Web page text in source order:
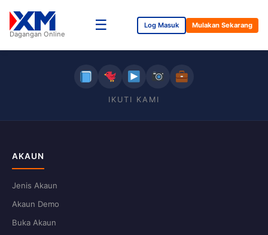
Dagangan Online
☰ Log Masuk Mulakan Sekarang
IKUTI KAMI
AKAUN
Jenis Akaun
Akaun Demo
Buka Akaun